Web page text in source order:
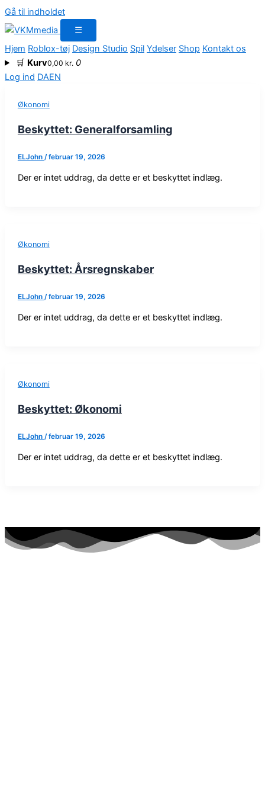
Gå til indholdet
☰
Hjem Roblox-tøj Design Studio Spil Ydelser Shop Kontakt os
🛒 Kurv0,00 kr. 0
Log ind DAEN
Økonomi
Beskyttet: Generalforsamling
ELJohn /februar 19, 2026
Der er intet uddrag, da dette er et beskyttet indlæg.
Økonomi
Beskyttet: Årsregnskaber
ELJohn /februar 19, 2026
Der er intet uddrag, da dette er et beskyttet indlæg.
Økonomi
Beskyttet: Økonomi
ELJohn /februar 19, 2026
Der er intet uddrag, da dette er et beskyttet indlæg.